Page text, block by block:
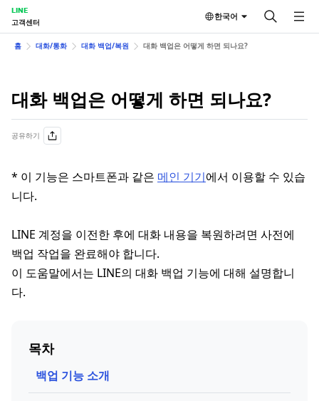
LINE
고객센터
한국어
홈 대화/통화 대화 백업/복원 대화 백업은 어떻게 하면 되나요?
대화 백업은 어떻게 하면 되나요?
공유하기
* 이 기능은 스마트폰과 같은 메인 기기에서 이용할 수 있습
니다.
LINE 계정을 이전한 후에 대화 내용을 복원하려면 사전에
백업 작업을 완료해야 합니다.
이 도움말에서는 LINE의 대화 백업 기능에 대해 설명합니
다.
목차
백업 기능 소개